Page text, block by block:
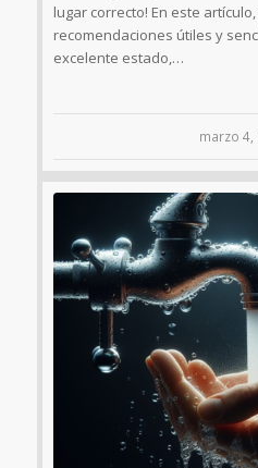
lugar correcto! En este
recomendaciones útiles y
excelente estado,…
marzo 4,